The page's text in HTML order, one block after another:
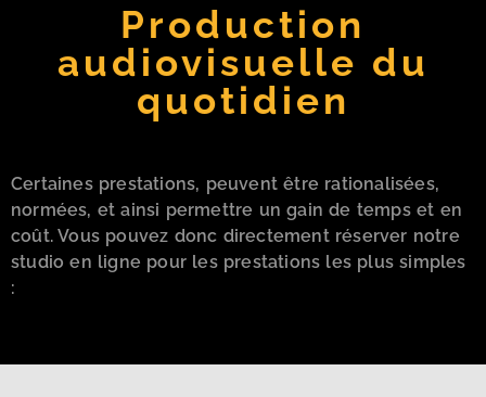
Production
audiovisuelle du
quotidien
Certaines prestations, peuvent être rationalisées,
normées, et ainsi permettre un gain de temps et en
coût. Vous pouvez donc directement réserver notre
studio en ligne pour les prestations les plus simples
: